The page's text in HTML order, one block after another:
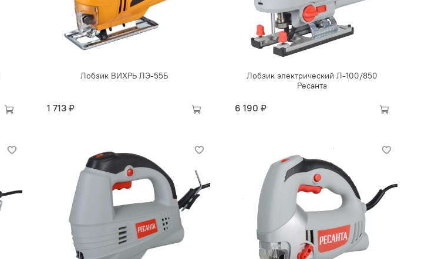
Лобзик ВИХРЬ ЛЭ-55Б
1 713 ₽
Лобзик электрический Л-100/850
Ресанта
6 190 ₽